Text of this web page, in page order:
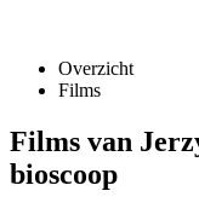
Overzicht
Films
Films van
bioscoop